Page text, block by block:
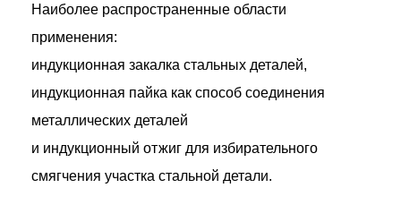
Наиболее распространенные области
применения:
индукционная закалка стальных деталей,
индукционная пайка как способ соединения
металлических деталей
и индукционный отжиг для избирательного
смягчения участка стальной детали.